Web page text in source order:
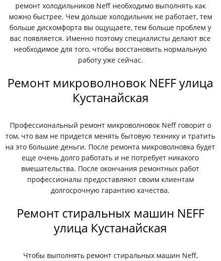
ремонт холодильников Neff необходимо выполнять как
можно быстрее. Чем дольше холодильник не работает, тем
больше дискомфорта вы ощущаете, тем больше проблем у
вас появляется. Именно поэтому специалисты делают все
необходимое для того, чтобы восстановить нормальную
работу уже сейчас.
Ремонт микроволновок NEFF улица
Кустанайская
Профессиональный ремонт микроволновок Neff говорит о
том, что вам не придется менять бытовую технику и тратить
на это большие деньги. После ремонта микроволновка будет
еще очень долго работать и не потребует никакого
вмешательства. После окончания ремонтных работ
профессионалы предоставляют своим клиентам
долгосрочную гарантию качества.
Ремонт стиральных машин NEFF
улица Кустанайская
Чтобы выполнять ремонт стиральных машин Neff,